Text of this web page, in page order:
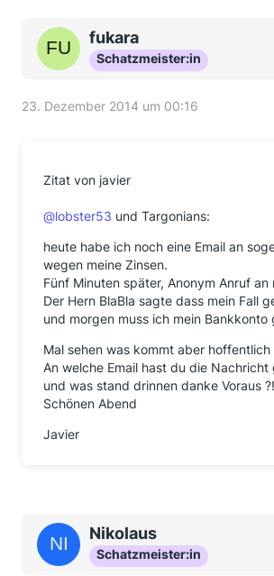
fukara
Schatzmeister:in
23. Dezember 2014 um 00:16
Zitat von javier
@lobster53 und Targonians:
heute habe ich noch eine Email an
wegen meine Zinsen.
Fünf Minuten später, Anonym Anruf an
Der Hern BlaBla sagte dass mein Fall
und morgen muss ich mein Bankkonto
Mal sehen was kommt aber
An welche Email hast du die Nachricht
und was stand drinnen danke Voraus ?!
Schönen Abend
Javier
Nikolaus
Schatzmeister:in